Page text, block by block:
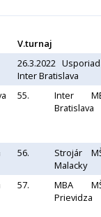
V.turnaj
26.3.2022
Inter Bratislava
55.
Inter
Bratislava
56.
Strojár
Malacky
57.
MBA
Prievidza